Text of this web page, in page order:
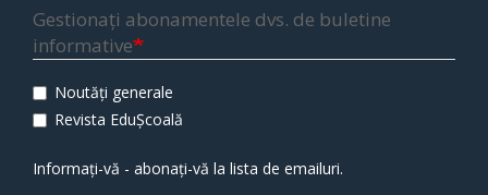
Gestionați abonamentele dvs. de buletine
informative
Noutăți generale
Revista EduȘcoală
Informați-vă - abonați-vă la lista de emailuri.